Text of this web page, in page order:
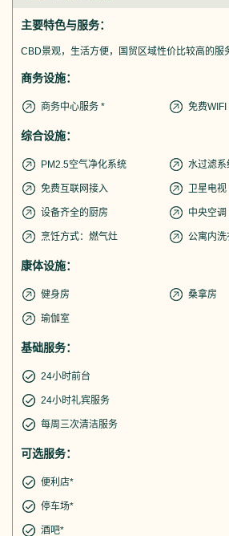
主要特色与服务：
CBD景观，生活方便，国贸区域性价比较高的服
商务设施：
商务中心服务 * 免费WIFI
综合设施：
PM2.5空气净化系统 水过滤系
免费互联网接入 卫星电视
设备齐全的厨房 中央空调
烹饪方式：燃气灶 公寓内洗
康体设施：
健身房 桑拿房
瑜伽室
基础服务：
24小时前台
24小时礼宾服务
每周三次清洁服务
可选服务：
便利店*
停车场*
酒吧*